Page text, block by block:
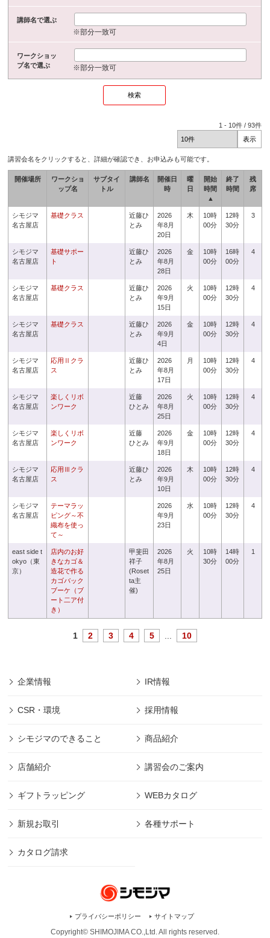
講師名で選ぶ
※部分一致可
ワークショッ
プ名で選ぶ
※部分一致可
1 - 10件 /93件
講習会名をクリックすると、詳細が確認でき、お申込みも可能です。
開催場所
ワークショ
ップ名
サブタイ
トル
講師名
開催日
時
曜
日
開始
時間
▲
終了
時間
残
席
シモジマ
名古屋店
基礎クラス
近藤ひ
とみ
2026
年8月
20日
木
10時
00分
12時
30分
3
シモジマ
名古屋店
基礎サポー
ト
近藤ひ
とみ
2026
年8月
28日
金
10時
00分
16時
00分
4
シモジマ
名古屋店
基礎クラス
近藤ひ
とみ
2026
年9月
15日
火
10時
00分
12時
30分
4
シモジマ
名古屋店
基礎クラス
近藤ひ
とみ
2026
年9月
4日
金
10時
00分
12時
30分
4
シモジマ
名古屋店
応用Ⅱクラ
ス
近藤ひ
とみ
2026
年8月
17日
月
10時
00分
12時
30分
4
シモジマ
名古屋店
楽しくリボ
ンワーク
近藤
ひとみ
2026
年8月
25日
火
10時
00分
12時
30分
4
シモジマ
名古屋店
楽しくリボ
ンワーク
近藤
ひとみ
2026
年9月
18日
金
10時
00分
12時
30分
4
シモジマ
名古屋店
応用Ⅲクラ
ス
近藤ひ
とみ
2026
年9月
10日
木
10時
00分
12時
30分
4
シモジマ
名古屋店
テーマラッ
ピング～不
織布を使っ
て～
2026
年9月
23日
水
10時
00分
12時
30分
4
east side t
okyo（東
京）
店内のお好
きなカゴ＆
造花で作る
カゴバック
ブーケ（ブ
ート二ア付
き）
甲斐田
祥子
(Roset
ta主
催)
2026
年8月
25日
火
10時
30分
14時
00分
1
1 2 3 4 5 10
企業情報 IR情報
CSR・環境 採用情報
シモジマのできること 商品紹介
店舗紹介 講習会のご案内
ギフトラッピング WEBカタログ
新規お取引 各種サポート
カタログ請求
プライバシーポリシー サイトマップ
Copyright© SHIMOJIMA CO.,Ltd. All rights reserved.